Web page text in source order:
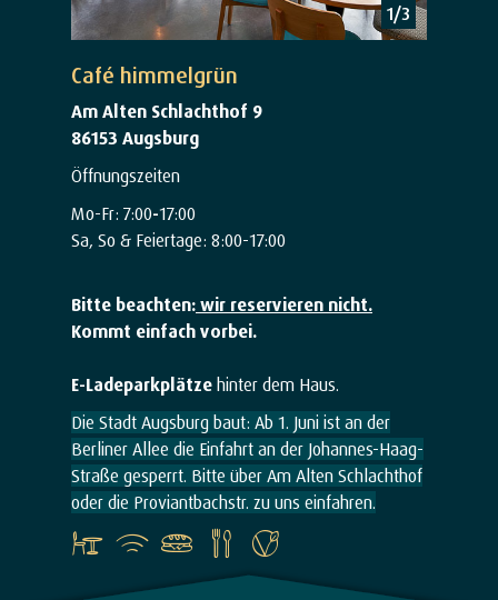
1/3
Café himmelgrün
Am Alten Schlachthof 9
86153 Augsburg
Öffnungszeiten
Mo-Fr: 7:00-17:00
Sa, So & Feiertage: 8:00-17:00
Bitte beachten: wir reservieren nicht.
Kommt einfach vorbei.
E-Ladeparkplätze hinter dem Haus.
Die Stadt Augsburg baut: Ab 1. Juni ist an der
Berliner Allee die Einfahrt an der Johannes-Haag-
Straße gesperrt. Bitte über Am Alten Schlachthof
oder die Proviantbachstr. zu uns einfahren.